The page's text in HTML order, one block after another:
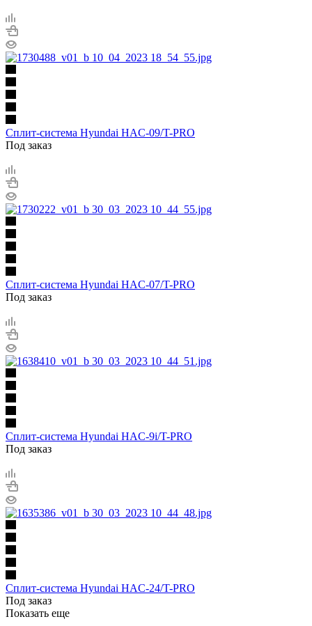
Сплит-система Hyundai HAC-09/T-PRO
Под заказ
Сплит-система Hyundai HAC-07/T-PRO
Под заказ
Сплит-система Hyundai HAC-9i/T-PRO
Под заказ
Сплит-система Hyundai HAC-24/T-PRO
Под заказ
Показать еще